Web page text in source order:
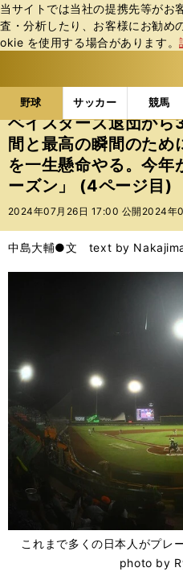
当サイトでは当社の提携先等がお
査・分析したり、お客様にお勧め
okie を使⽤する場合があります。
野球 サッカー 競馬
b
ス
ポ
ル
テ
ー
バ
野球の記事一覧 プロ
ベイスターズ退団か
間と最高の瞬間のため
を一生懸命やる。今年
ーズン」 (4ページ目)
2024年07月26日 17:00 公開 2024年
中島大輔●文 text by
これまで多くの日本人がプレ
photo by